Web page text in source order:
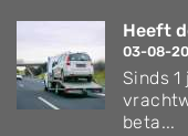
Heeft
03-08-
Sinds
beta...